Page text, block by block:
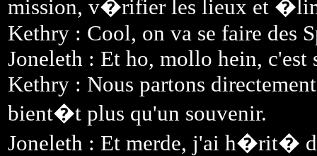
mission, v�rifier les lieux et
Kethry : Cool, on va se faire des
Joneleth : Et ho, mollo hein, c'est
Kethry : Nous partons
bient�t plus qu'un souvenir.
Joneleth : Et merde, j'ai h�rit�